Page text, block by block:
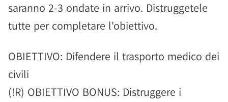
saranno 2-3 ondate in arrivo. Distruggetele
tutte per completare l'obiettivo.
OBIETTIVO: Difendere il trasporto medico dei
civili
(!R) OBIETTIVO BONUS: Distruggere i